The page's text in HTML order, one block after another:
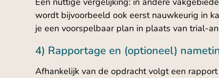
wordt bijvoorbeeld ook eerst nauwkeurig in
je een voorspelbaar plan in plaats van trial-
4) Rapportage en (optioneel)
Afhankelijk van de opdracht volgt een